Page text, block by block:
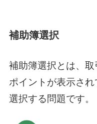
補助簿選択
補助簿選択とは、
ポイントが表示さ
選択する問題です。